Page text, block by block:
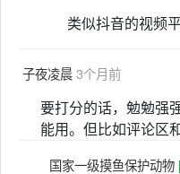
类似抖音的视频
子夜凌晨3个月前
要打分的话，勉勉强
能用。但比如评论区
国家一级摸鱼保护动物